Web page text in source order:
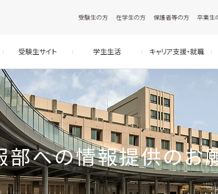
受験生の方 在学生の方 保護者等の方 卒業生
受験生サイト 学生生活 キャリア支援・就職
部への情報提供のお